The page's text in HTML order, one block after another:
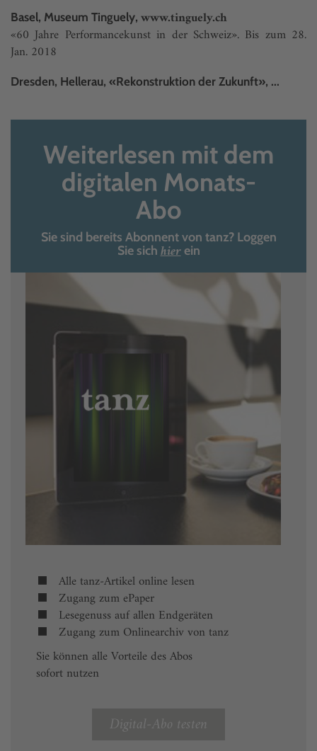
Basel, Museum Tinguely, www.tinguely.ch
«60 Jahre Performancekunst in der Schweiz». Bis zum 28.
Jan. 2018
Dresden, Hellerau, «Rekonstruktion der Zukunft», ...
Weiterlesen mit dem
digitalen Monats-
Abo
Sie sind bereits Abonnent von tanz? Loggen
Sie sich hierein
Alle tanz-Artikel online lesen
Zugang zum ePaper
Lesegenuss auf allen Endgeräten
Zugang zum Onlinearchiv von tanz
Sie können alle Vorteile des Abos
sofort nutzen
Digital-Abo testen